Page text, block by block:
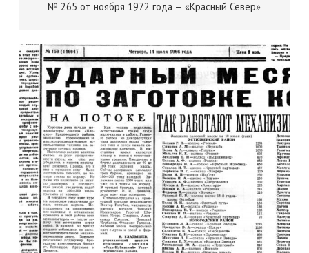
№ 265 от ноября 1972 года — «Красный Север»